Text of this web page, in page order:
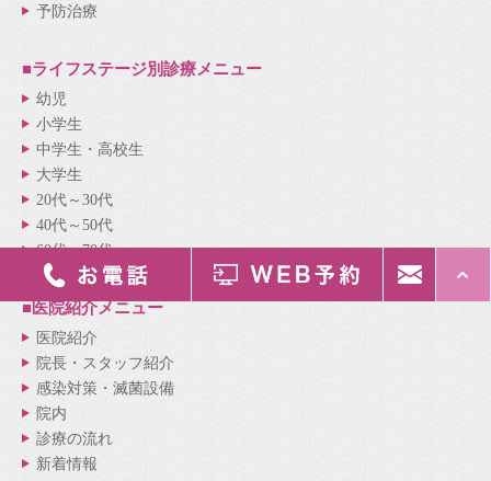
予防治療
■ライフステージ別診療メニュー
幼児
小学生
中学生・高校生
大学生
20代～30代
40代～50代
60代～70代
■医院紹介メニュー
医院紹介
院長・スタッフ紹介
感染対策・滅菌設備
院内
診療の流れ
新着情報